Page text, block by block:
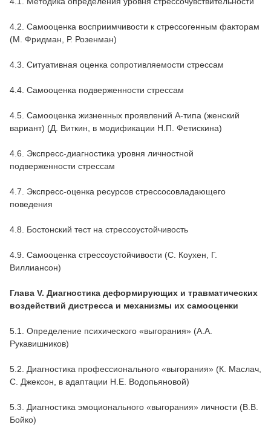
4.2. Самооценка восприимчивости к стрессогенным факторам
(М. Фридман, Р. Розенман)
4.3. Ситуативная оценка сопротивляемости стрессам
4.4. Самооценка подверженности стрессам
4.5. Самооценка жизненных проявлений А-типа (женский
вариант) (Д. Виткин, в модификации Н.П. Фетискина)
4.6. Экспресс-диагностика уровня личностной
подверженности стрессам
4.7. Экспресс-оценка ресурсов стрессосовладающего
поведения
4.8. Бостонский тест на стрессоустойчивость
4.9. Самооценка стрессоустойчивости (С. Коухен, Г.
Виллиансон)
Глава V. Диагностика деформирующих и травматических
воздействий дистресса и механизмы их самооценки
5.1. Определение психического «выгорания» (А.А.
Рукавишников)
5.2. Диагностика профессионального «выгорания» (К. Маслач,
С. Джексон, в адаптации Н.Е. Водопьяновой)
5.3. Диагностика эмоционального «выгорания» личности (В.В.
Бойко)